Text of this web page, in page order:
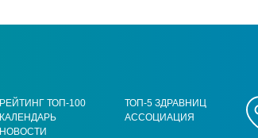
РЕЙТИНГ ТОП-100
КАЛЕНДАРЬ
НОВОСТИ
ТОП-5 ЗДРАВНИЦ
АССОЦИАЦИЯ